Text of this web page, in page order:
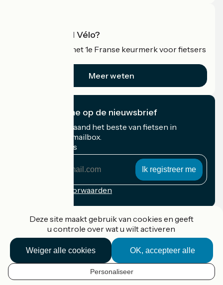
NL
Wat is Accueil Vélo?
Accueil Vélo is het 1e Franse keurmerk voor fietsers
Meer weten
Ik abonneer me op de nieuwsbrief
Ontvang elke maand het beste van fietsen in
Frankrijk in uw mailbox.
Mijn e-mailadres
Inschrijvingsvoorwaarden
Accueil Vélo Pro
Contact
Wettelijke informatie
Deze site maakt gebruik van cookies en geeft
u controle over wat u wilt activeren
OK, accepteer alle
Weiger alle cookies
Personaliseer